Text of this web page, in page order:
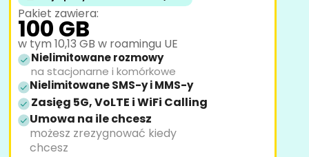
Pakiet zawiera:
100 GB
w tym 10,13 GB w roamingu UE
Nielimitowane rozmowy
na stacjonarne i komórkowe
Nielimitowane SMS-y i MMS-y
Zasięg 5G, VoLTE i WiFi Calling
Umowa na ile chcesz
możesz zrezygnować kiedy
chcesz